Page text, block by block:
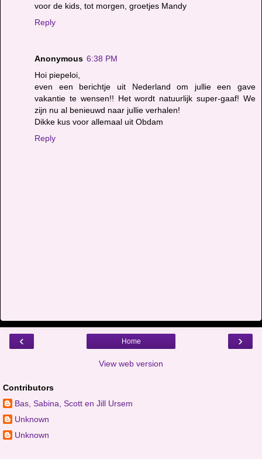
voor de kids, tot morgen, groetjes Mandy
Reply
Anonymous 6:38 PM
Hoi piepeloi,
even een berichtje uit Nederland om jullie een gave
vakantie te wensen!! Het wordt natuurlijk super-gaaf! We
zijn nu al benieuwd naar jullie verhalen!
Dikke kus voor allemaal uit Obdam
Reply
‹ ›
Home
View web version
Contributors
Bas, Sabina, Scott en Jill Ursem
Unknown
Unknown